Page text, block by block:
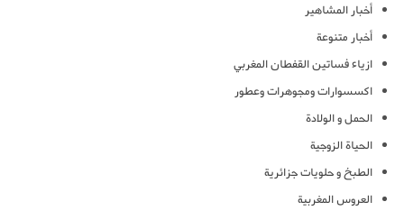
أخبار المشاهير
أخبار متنوعة
ازياء فساتين القفطان المغربي
اكسسوارات ومجوهرات وعطور
الحمل و الولادة
الحياة الزوجية
الطبخ و حلويات جزائرية
العروس المغربية